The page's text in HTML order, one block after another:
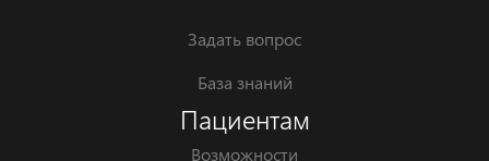
Задать вопрос
База знаний
Пациентам
Возможности